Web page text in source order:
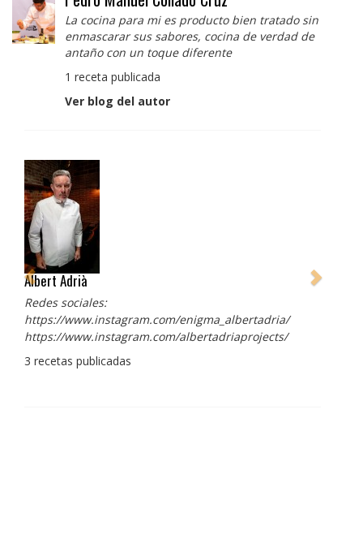
La cocina para mi es producto bien tratado sin
enmascarar sus sabores, cocina de verdad de
antaño con un toque diferente
1 receta publicada
Ver blog del autor
Albert Adrià
Redes sociales:
https://www.instagram.com/enigma_albertadria/
https://www.instagram.com/albertadriaprojects/
3 recetas publicadas